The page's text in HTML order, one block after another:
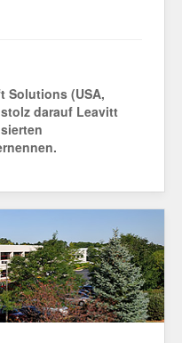
Solutions (USA,
darauf Leavitt